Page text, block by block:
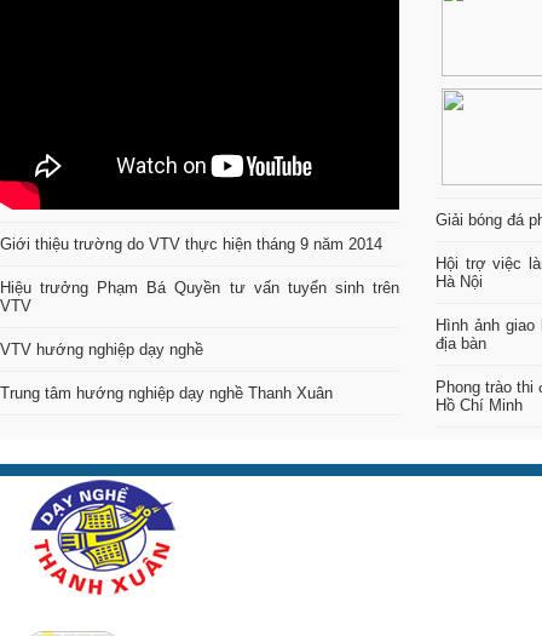
Giới thiệu trường do VTV thực hiện tháng 9 năm 2014
Hiệu trưởng Phạm Bá Quyền tư vấn tuyển sinh trên
VTV
VTV hướng nghiệp dạy nghề
Trung tâm hướng nghiệp dạy nghề Thanh Xuân
Giải bóng đá
Hội trợ việc
Hà Nội
Hình ảnh
địa bàn
Phong trào
Hồ Chí Minh